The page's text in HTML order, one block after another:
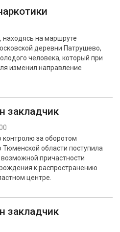
на маршруте
деревни Патрушево,
человека, который при
изменил направление
закладчик
за оборотом
области поступила
причастности
к распространению
центре.
закладчик